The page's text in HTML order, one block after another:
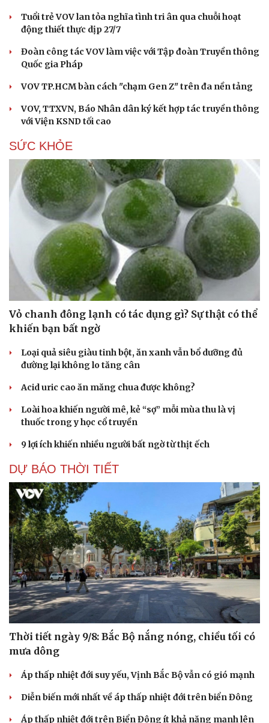
Tuổi trẻ VOV lan tỏa nghĩa tình tri ân qua chuỗi hoạt
động thiết thực dịp 27/7
Đoàn công tác VOV làm việc với Tập đoàn Truyền thông
Quốc gia Pháp
VOV TP.HCM bàn cách "chạm Gen Z" trên đa nền tảng
VOV, TTXVN, Báo Nhân dân ký kết hợp tác truyền thông
với Viện KSND tối cao
SỨC KHỎE
Vỏ chanh đông lạnh có tác dụng gì? Sự thật có thể
khiến bạn bất ngờ
Loại quả siêu giàu tinh bột, ăn xanh vẫn bổ dưỡng đủ
đường lại không lo tăng cân
Acid uric cao ăn măng chua được không?
Loài hoa khiến người mê, kẻ “sợ” mỗi mùa thu là vị
thuốc trong y học cổ truyền
9 lợi ích khiến nhiều người bất ngờ từ thịt ếch
DỰ BÁO THỜI TIẾT
Thời tiết ngày 9/8: Bắc Bộ nắng nóng, chiều tối có
mưa dông
Áp thấp nhiệt đới suy yếu, Vịnh Bắc Bộ vẫn có gió mạnh
Diễn biến mới nhất về áp thấp nhiệt đới trên biển Đông
Áp thấp nhiệt đới trên Biển Đông ít khả năng mạnh lên